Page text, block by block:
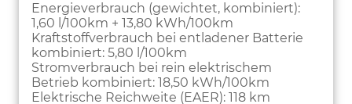
Energieverbrauch (gewichtet, kombiniert):
1,60 l/100km + 13,80 kWh/100km
Kraftstoffverbrauch bei entladener Batterie
kombiniert: 5,80 l/100km
Stromverbrauch bei rein elektrischem
Betrieb kombiniert: 18,50 kWh/100km
Elektrische Reichweite (EAER): 118 km